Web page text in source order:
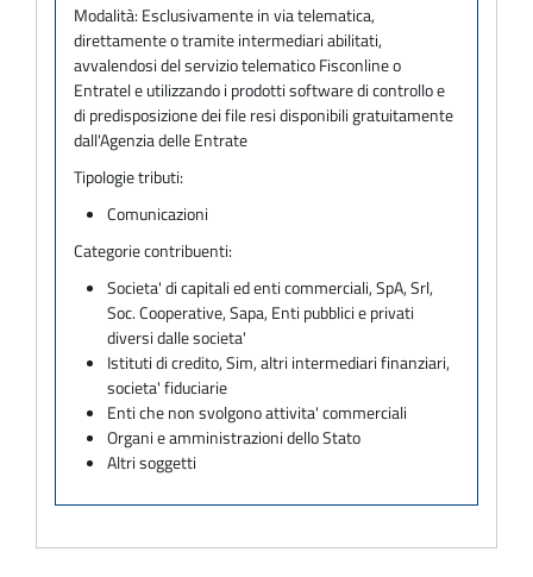
Modalità: Esclusivamente in via telematica,
direttamente o tramite intermediari abilitati,
avvalendosi del servizio telematico Fisconline o
Entratel e utilizzando i prodotti software di controllo e
di predisposizione dei file resi disponibili gratuitamente
dall'Agenzia delle Entrate
Tipologie tributi:
Comunicazioni
Categorie contribuenti:
Societa' di capitali ed enti commerciali, SpA, Srl,
Soc. Cooperative, Sapa, Enti pubblici e privati
diversi dalle societa'
Istituti di credito, Sim, altri intermediari finanziari,
societa' fiduciarie
Enti che non svolgono attivita' commerciali
Organi e amministrazioni dello Stato
Altri soggetti